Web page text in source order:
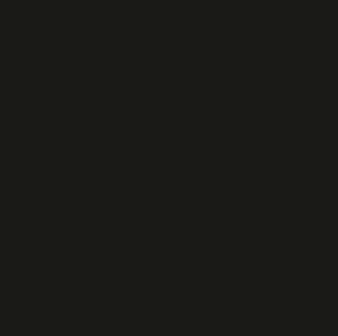
antecipar valores referentes a
teve invasão de torcedores.
para quitar parcelas do Profut
de Débitos que viabilizou o